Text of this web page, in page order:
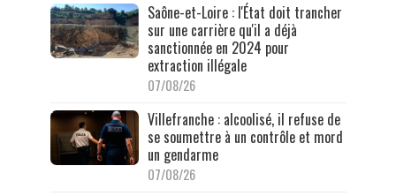
Saône-et-Loire : l'État doit trancher
sur une carrière qu'il a déjà
sanctionnée en 2024 pour
extraction illégale
07/08/26
Villefranche : alcoolisé, il refuse de
se soumettre à un contrôle et mord
un gendarme
07/08/26